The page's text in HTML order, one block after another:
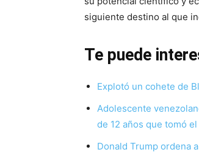
siguiente destino al que
Te puede
Explotó un cohete de
Adolescente
de 12 años que tomó
Donald Trump ordena